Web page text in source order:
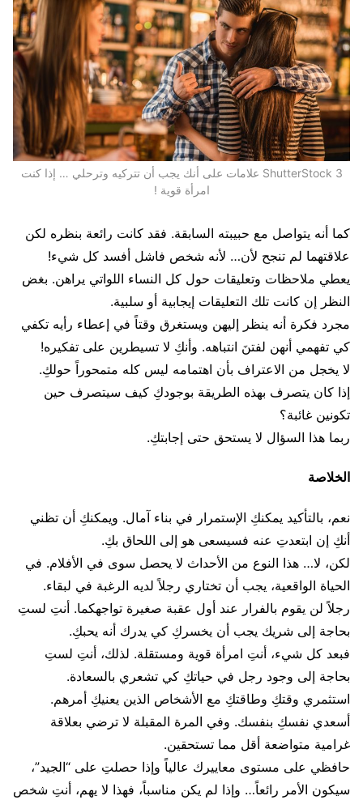
ShutterStock 3 علامات على أنك يجب أن تتركيه وترحلي … إذا كنت
امرأة قوية !
كما أنه يتواصل مع حبيبته السابقة. فقد كانت رائعة بنظره لكن
علاقتهما لم تنجح لأن… لأنه شخص فاشل أفسد كل شيء!
يعطي ملاحظات وتعليقات حول كل النساء اللواتي يراهن. بغض
النظر إن كانت تلك التعليقات إيجابية أو سلبية.
مجرد فكرة أنه ينظر إليهن ويستغرق وقتاً في إعطاء رأيه تكفي
كي تفهمي أنهن لفتنَ انتباهه. وأنكِ لا تسيطرين على تفكيره!
لا يخجل من الاعتراف بأن اهتمامه ليس كله متمحوراً حولكِ.
إذا كان يتصرف بهذه الطريقة بوجودكِ كيف سيتصرف حين
تكونين غائبة؟
ربما هذا السؤال لا يستحق حتى إجابتكِ.
الخلاصة
نعم، بالتأكيد يمكنكِ الإستمرار في بناء آمال. ويمكنكِ أن تظني
أنكِ إن ابتعدتِ عنه فسيسعى هو إلى اللحاق بكِ.
لكن، لا… هذا النوع من الأحداث لا يحصل سوى في الأفلام. في
الحياة الواقعية، يجب أن تختاري رجلاً لديه الرغبة في لبقاء.
رجلاً لن يقوم بالفرار عند أول عقبة صغيرة تواجهكما. أنتِ لستِ
بحاجة إلى شريك يجب أن يخسركِ كي يدرك أنه يحبكِ.
فبعد كل شيء، أنتِ امرأة قوية ومستقلة. لذلك، أنتِ لستِ
بحاجة إلى وجود رجل في حياتكِ كي تشعري بالسعادة.
استثمري وقتكِ وطاقتكِ مع الأشخاص الذين يعنيكِ أمرهم.
أسعدي نفسكِ بنفسك. وفي المرة المقبلة لا ترضي بعلاقة
غرامية متواضعة أقل مما تستحقين.
حافظي على مستوى معاييرك عالياً وإذا حصلتِ على “الجيد”،
سيكون الأمر رائعاً… وإذا لم يكن مناسباً، فهذا لا يهم، أنتِ شخص